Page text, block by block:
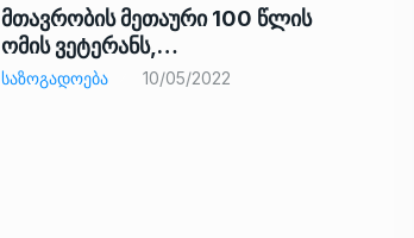
მთავრობის მეთაური 100 წლის
ომის ვეტერანს,…
ᲡᲐᲖᲝᲒᲐᲓᲝᲔᲑᲐ 10/05/2022